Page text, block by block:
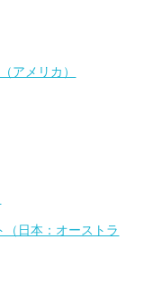
アメリカ）
（日本：オーストラ